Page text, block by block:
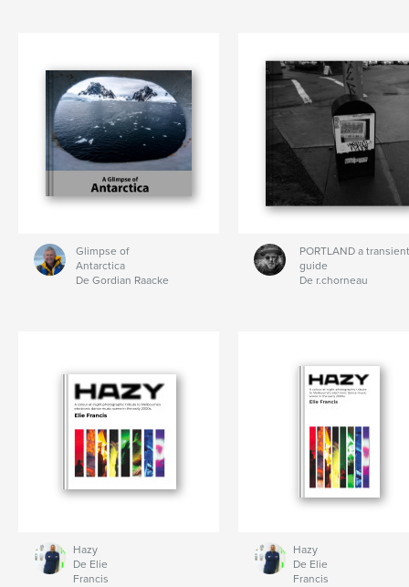
Glimpse of
Antarctica
De Gordian Raacke
PORTLAND a transient
guide
De r.chorneau
Hazy
De Elie
Francis
Hazy
De Elie
Francis